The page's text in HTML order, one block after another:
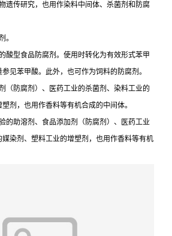
遗传研究，也用作染料中间体、杀菌剂和防腐
。
酸型食品防腐剂。使用时转化为有效形式苯甲
见苯甲酸。此外，也可作为饲料的防腐剂。
（防腐剂）、医药工业的杀菌剂、染料工业的
剂，也用作香料等有机合成的中间体。
的助溶剂、食品添加剂（防腐剂）、医药工业
染剂、塑料工业的增塑剂，也用作香料等有机